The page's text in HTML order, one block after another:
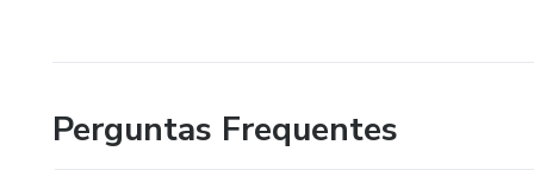
Perguntas Frequentes